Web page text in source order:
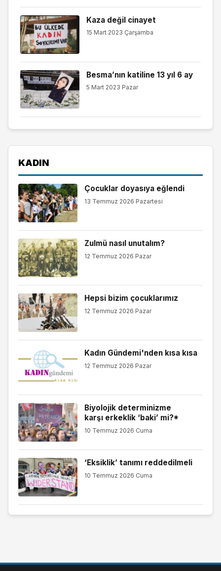
Kaza değil cinayet
15 Mart 2023 Çarşamba
Besma’nın katiline 13 yıl 6 ay
5 Mart 2023 Pazar
KADIN
Çocuklar doyasıya eğlendi
13 Temmuz 2026 Pazartesi
Zulmü nasıl unutalım?
12 Temmuz 2026 Pazar
Hepsi bizim çocuklarımız
12 Temmuz 2026 Pazar
Kadın Gündemi'nden kısa kısa
12 Temmuz 2026 Pazar
Biyolojik determinizme
karşı erkeklik ‘baki’ mi?*
10 Temmuz 2026 Cuma
‘Eksiklik’ tanımı reddedilmeli
10 Temmuz 2026 Cuma